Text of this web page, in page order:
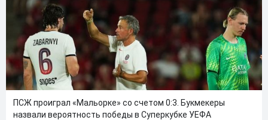
ПСЖ проиграл «Мальорке» со счетом 0:3. Букмекеры
назвали вероятность победы в Суперкубке УЕФА